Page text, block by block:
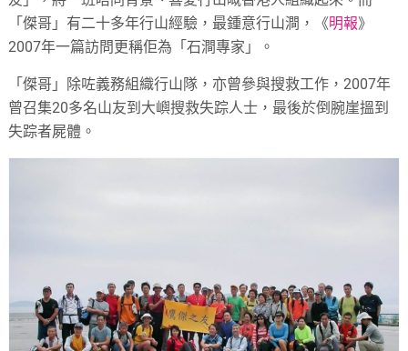
「傑哥」有二十多年行山經驗，最鍾意行山澗，《明報》
2007年一篇訪問更稱佢為「石澗專家」。
「傑哥」除咗義務組織行山隊，亦曾參與搜救工作，2007年
曾召集20多名山友到大嶼搜救失踪人士，最後於倒腕崖搵到
失踪者屍體。